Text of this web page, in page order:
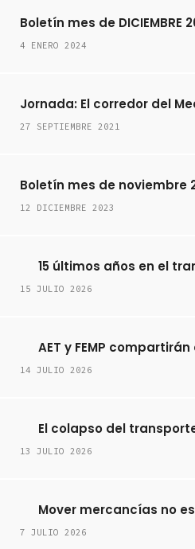
Boletín mes de DICIEMBRE
4 ENERO 2024
Jornada: El corredor del
27 SEPTIEMBRE 2021
Boletín mes de noviembre
12 DICIEMBRE 2023
15 últimos años en el
15 JULIO 2026
AET y FEMP
14 JULIO 2026
El colapso del
13 JULIO 2026
Mover mercancías no
7 JULIO 2026